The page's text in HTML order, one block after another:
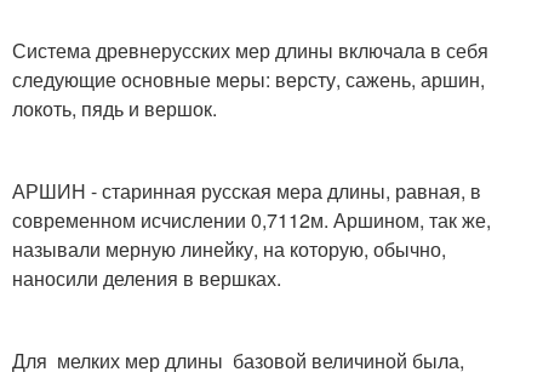
Система древнерусских мер длины включала в себя
следующие основные меры: версту, сажень, аршин,
локоть, пядь и вершок.
АРШИН - старинная русская мера длины, равная, в
современном исчислении 0,7112м. Аршином, так же,
называли мерную линейку, на которую, обычно,
наносили деления в вершках.
Для мелких мер длины базовой величиной была,